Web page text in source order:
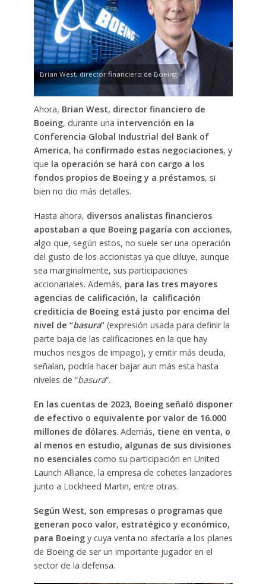
Brian West, director financiero de Boeing.
Ahora, Brian West, director financiero de
Boeing, durante una intervención en la
Conferencia Global Industrial del Bank of
America, ha confirmado estas negociaciones, y
que la operación se hará con cargo a los
fondos propios de Boeing y a préstamos, si
bien no dio más detalles.
Hasta ahora, diversos analistas financieros
apostaban a que Boeing pagaría con acciones,
algo que, según estos, no suele ser una operación
del gusto de los accionistas ya que diluye, aunque
sea marginalmente, sus participaciones
accionariales. Además, para las tres mayores
agencias de calificación, la calificación
crediticia de Boeing está justo por encima del
nivel de “basura”(expresión usada para definir la
parte baja de las calificaciones en la que hay
muchos riesgos de impago), y emitir más deuda,
señalan, podría hacer bajar aun más esta hasta
niveles de “basura”.
En las cuentas de 2023, Boeing señaló disponer
de efectivo o equivalente por valor de 16.000
millones de dólares. Además, tiene en venta, o
al menos en estudio, algunas de sus divisiones
no esencialescomo su participación en United
Launch Alliance, la empresa de cohetes lanzadores
junto a Lockheed Martin, entre otras.
Según West, son empresas o programas que
generan poco valor, estratégico y económico,
para Boeingy cuya venta no afectaría a los planes
de Boeing de ser un importante jugador en el
sector de la defensa.